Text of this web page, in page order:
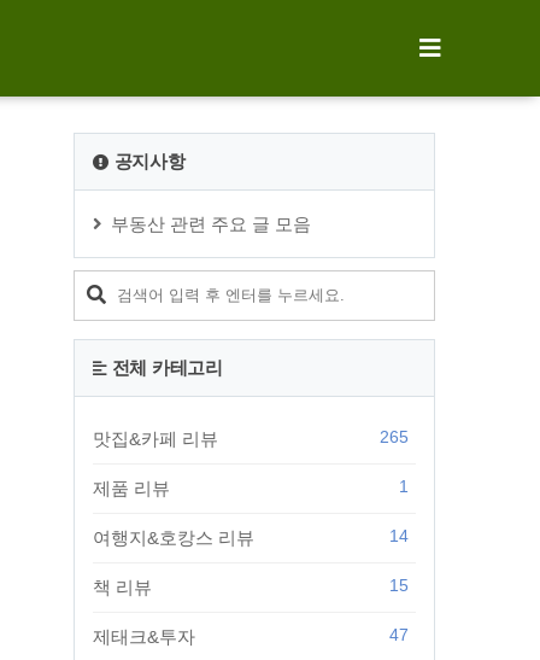
공지사항
부동산 관련 주요 글 모음
전체 카테고리
맛집&카페 리뷰 265
제품 리뷰 1
여행지&호캉스 리뷰 14
책 리뷰 15
제태크&투자 47